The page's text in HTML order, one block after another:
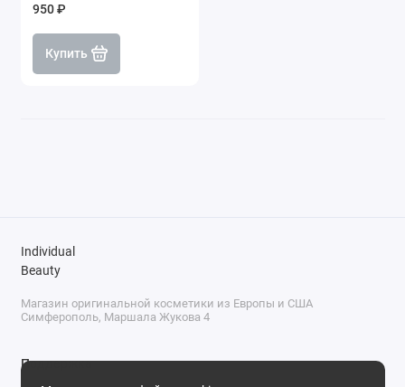
950 ₽
Купить
Individual
Beauty
Магазин оригинальной косметики из Европы и США
Симферополь, Маршала Жукова 4
Поддержка